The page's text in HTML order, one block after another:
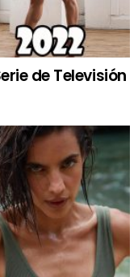
de Televisión